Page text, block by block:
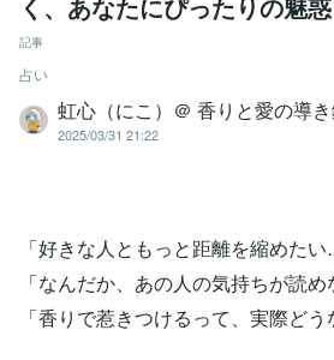
記事
占い
虹心（にこ）＠ 香りと愛の導
2025/03/31 21:22
「好きな人ともっと距離を縮めたい
「なんだか、あの人の気持ちが読め
「香りで惹きつけるって、実際どう